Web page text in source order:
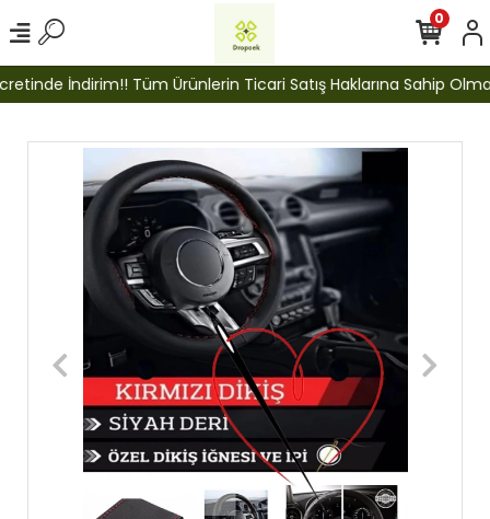
İndirim!! Tüm Ürünlerin Ticari Satış Haklarına Sahip
0